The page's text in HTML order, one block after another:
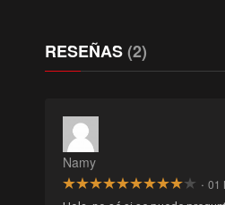
RESEÑAS(2)
Namy
· 01